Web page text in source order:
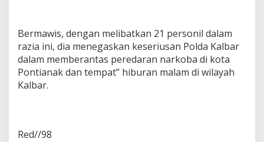
Bermawis, dengan melibatkan 21 personil dalam
razia ini, dia menegaskan keseriusan Polda Kalbar
dalam memberantas peredaran narkoba di kota
Pontianak dan tempat” hiburan malam di wilayah
Kalbar.
Red//98